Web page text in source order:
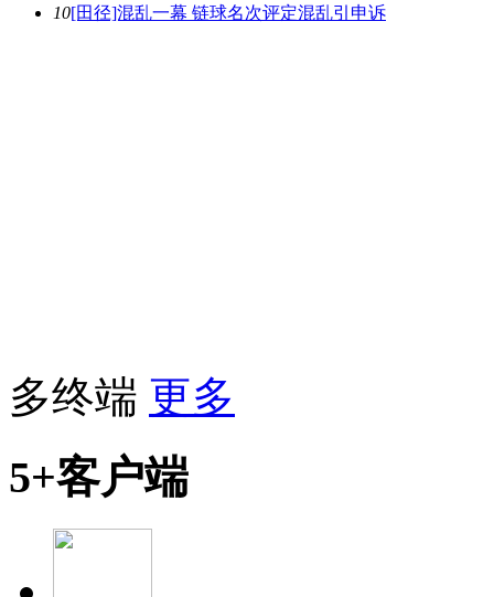
10[田径]混乱一幕 链球名次评定混乱引申诉
多终端 更多
5+客户端